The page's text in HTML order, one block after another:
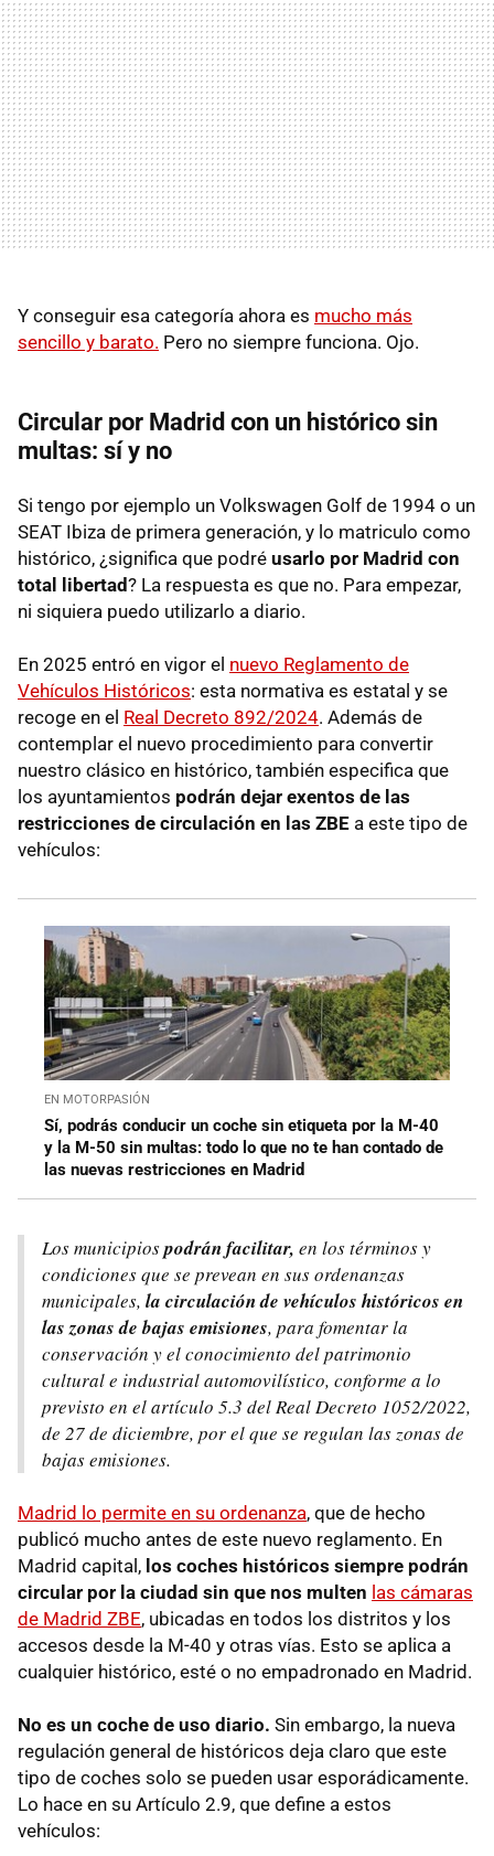
Y conseguir esa categoría ahora es mucho más
sencillo y barato. Pero no siempre funciona. Ojo.
Circular por Madrid con un histórico sin
multas: sí y no
Si tengo por ejemplo un Volkswagen Golf de 1994 o un
SEAT Ibiza de primera generación, y lo matriculo como
histórico, ¿significa que podré usarlo por Madrid con
total libertad? La respuesta es que no. Para empezar,
ni siquiera puedo utilizarlo a diario.
En 2025 entró en vigor el nuevo Reglamento de
Vehículos Históricos: esta normativa es estatal y se
recoge en el Real Decreto 892/2024. Además de
contemplar el nuevo procedimiento para convertir
nuestro clásico en histórico, también especifica que
los ayuntamientos podrán dejar exentos de las
restricciones de circulación en las ZBE a este tipo de
vehículos:
EN MOTORPASIÓN
Sí, podrás conducir un coche sin etiqueta por la M-40
y la M-50 sin multas: todo lo que no te han contado de
las nuevas restricciones en Madrid
Los municipiospodrán facilitar, en los términos y
condiciones que se prevean en sus ordenanzas
municipales, la circulación de vehículos históricos en
las zonas de bajas emisiones, para fomentar la
conservación y el conocimiento del patrimonio
cultural e industrial automovilístico, conforme a lo
previsto en el artículo 5.3 del Real Decreto 1052/2022,
de 27 de diciembre, por el que se regulan las zonas de
bajas emisiones.
Madrid lo permite en su ordenanza, que de hecho
publicó mucho antes de este nuevo reglamento. En
Madrid capital, los coches históricos siempre podrán
circular por la ciudad sin que nos multen las cámaras
de Madrid ZBE, ubicadas en todos los distritos y los
accesos desde la M-40 y otras vías. Esto se aplica a
cualquier histórico, esté o no empadronado en Madrid.
No es un coche de uso diario. Sin embargo, la nueva
regulación general de históricos deja claro que este
tipo de coches solo se pueden usar esporádicamente.
Lo hace en su Artículo 2.9, que define a estos
vehículos: